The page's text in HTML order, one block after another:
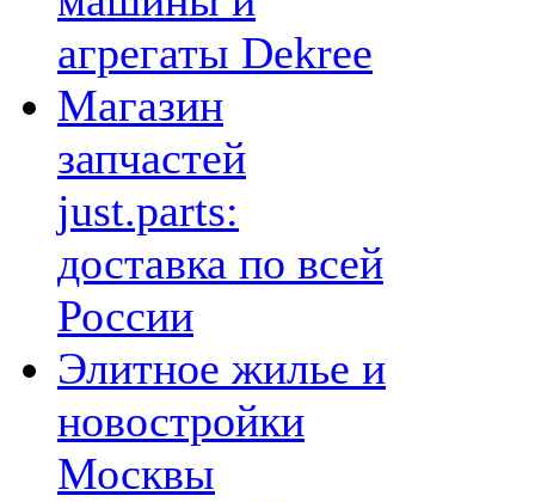
агрегаты Dekree
Магазин
запчастей
just.parts:
доставка по всей
России
Элитное жилье и
новостройки
Москвы